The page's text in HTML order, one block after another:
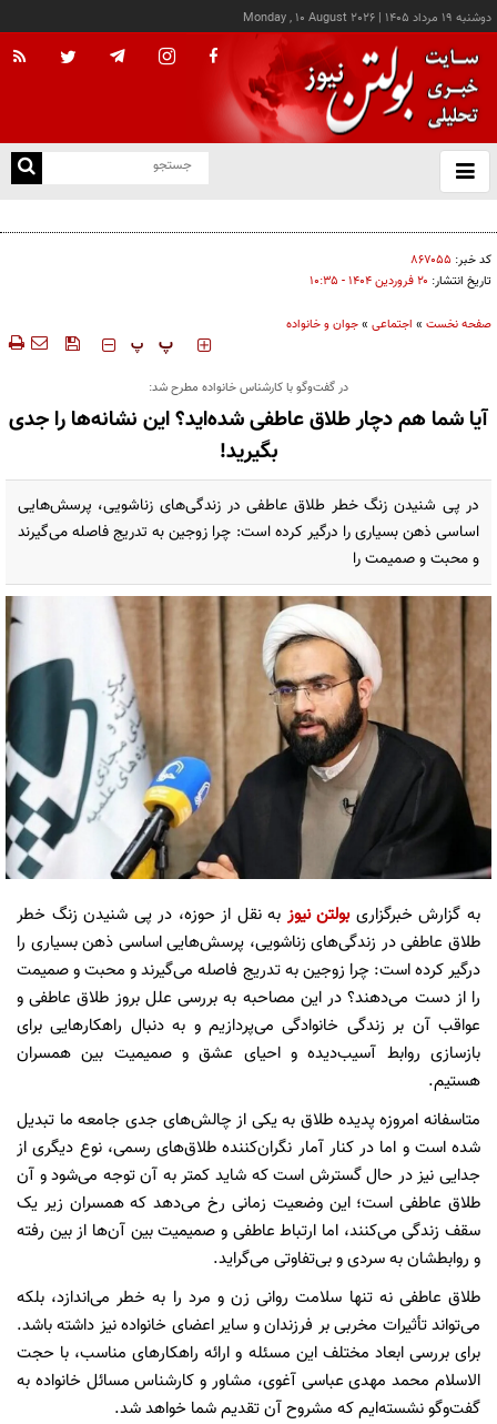
دوشنبه ۱۹ مرداد ۱۴۰۵ |
Monday , 10 August 2026
باز
و
کد خبر: ۸۶۷۰۵۵
تاریخ انتشار: ۲۰ فروردين ۱۴۰۴ - ۱۰:۳۵
صفحه نخست » اجتماعی »جوان و خانواده
‍‍‍ پ پ
در گفت‌وگو با کارشناس خانواده مطرح شد:
آیا شما هم دچار طلاق عاطفی شده‌اید؟ این نشانه‌ها را جدی
بگیرید!
در پی شنیدن زنگ خطر طلاق عاطفی در زندگی‌های زناشویی، پرسش‌هایی
اساسی ذهن بسیاری را درگیر کرده است: چرا زوجین به تدریج فاصله می‌گیرند
و محبت و صمیمت را
به گزارش خبرگزاریبولتن نیوز به نقل از حوزه، در پی شنیدن زنگ خطر
طلاق عاطفی در زندگی‌های زناشویی، پرسش‌هایی اساسی ذهن بسیاری را
درگیر کرده است: چرا زوجین به تدریج فاصله می‌گیرند و محبت و صمیمت
را از دست می‌دهند؟ در این مصاحبه به بررسی علل بروز طلاق عاطفی و
عواقب آن بر زندگی خانوادگی می‌پردازیم و به دنبال راهکارهایی برای
بازسازی روابط آسیب‌دیده و احیای عشق و صمیمیت بین همسران
هستیم.
متاسفانه امروزه پدیده طلاق به یکی از چالش‌های جدی جامعه ما تبدیل
شده است و اما در کنار آمار نگران‌کننده طلاق‌های رسمی، نوع دیگری از
جدایی نیز در حال گسترش است که شاید کمتر به آن توجه می‌شود و آن
طلاق عاطفی است؛ این وضعیت زمانی رخ می‌دهد که همسران زیر یک
سقف زندگی می‌کنند، اما ارتباط عاطفی و صمیمیت بین آن‌ها از بین رفته
و روابطشان به سردی و بی‌تفاوتی می‌گراید.
طلاق عاطفی نه تنها سلامت روانی زن و مرد را به خطر می‌اندازد، بلکه
می‌تواند تأثیرات مخربی بر فرزندان و سایر اعضای خانواده نیز داشته باشد.
برای بررسی ابعاد مختلف این مسئله و ارائه راهکارهای مناسب، با حجت
الاسلام محمد مهدی عباسی آغوی، مشاور و کارشناس مسائل خانواده به
گفت‌وگو نشسته‌ایم که مشروح آن تقدیم شما خواهد شد.